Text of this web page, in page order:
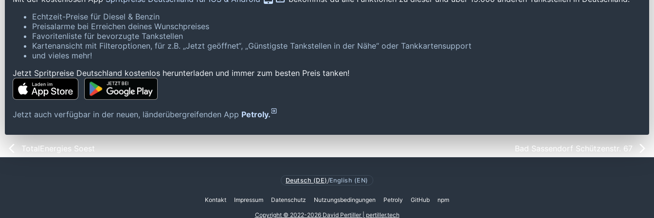
Echtzeit-Preise für Diesel & Benzin
Preisalarme bei Erreichen deines Wunschpreises
Favoritenliste für bevorzugte Tankstellen
Kartenansicht mit Filteroptionen, für z.B. „Jetzt geöffnet“, „Günstigste Tankstellen in der Nähe“ oder Tankkartensupport
und vieles mehr!
Jetzt Spritpreise Deutschland kostenlos herunterladen und immer zum besten Preis tanken!
Jetzt auch verfügbar in der neuen, länderübergreifenden App Petroly.
TotalEnergies Soest Bad Sassendorf Schützenstr. 67
Deutsch (DE) /English (EN)
Kontakt Impressum Datenschutz Nutzungsbedingungen Petroly GitHub npm
Copyright © 2022-2026 David Pertiller | pertiller.tech